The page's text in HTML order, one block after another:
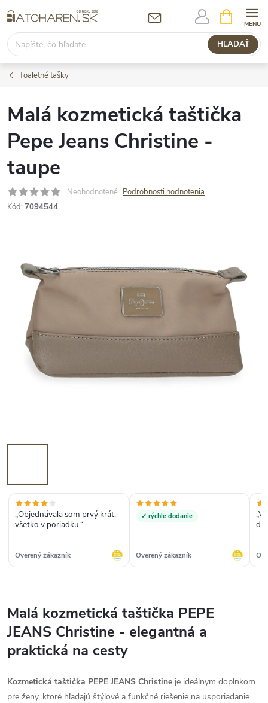
na
obsah
HĽADAŤ
KOŠÍK
Toaletné tašky
Malá kozmetická taštička
Pepe Jeans Christine -
taupe
Neohodnotené Podrobnosti hodnotenia
Kód: 7094544
„Objednávala som prvý krát,
všetko v poriadku.“
Overený zákazník
✓ rýchle dodanie
Overený zákazník
Malá kozmetická taštička PEPE
JEANS Christine - elegantná a
praktická na cesty
Kozmetická taštička PEPE JEANS Christine je ideálnym doplnkom
pre ženy, ktoré hľadajú štýlové a funkčné riešenie na usporiadanie